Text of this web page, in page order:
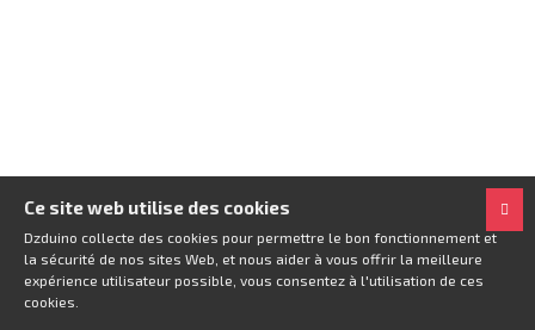
Ce site web utilise des cookies
Dzduino collecte des cookies pour permettre le bon fonctionnement et
la sécurité de nos sites Web, et nous aider à vous offrir la meilleure
expérience utilisateur possible, vous consentez à l'utilisation de ces
cookies.